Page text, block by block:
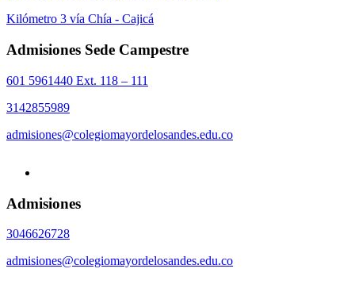
Kilómetro 3 vía Chía - Cajicá
Admisiones Sede Campestre
601 5961440 Ext. 118 – 111
3142855989
admisiones@colegiomayordelosandes.edu.co
Admisiones
3046626728
admisiones@colegiomayordelosandes.edu.co